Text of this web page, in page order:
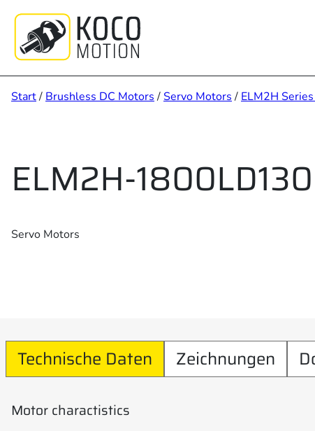
springen
Start/ Brushless DC Motors /Servo Motors / ELM2H
ELM2H-
Servo Motors
Technische Daten Zeichnungen
Motor charactistics